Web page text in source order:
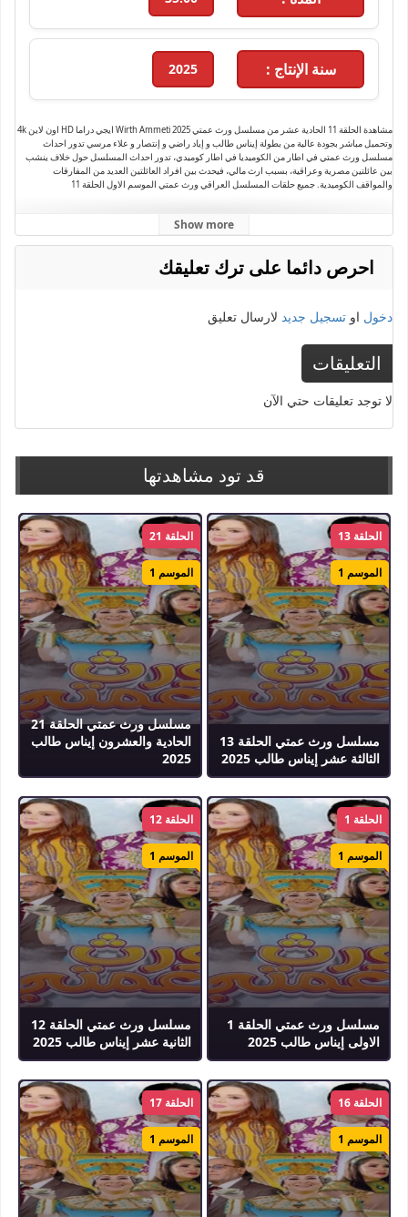
سنة الإنتاج : 2025
مشاهدة الحلقة 11 الحادية عشر من مسلسل ورث عمتي Wirth Ammeti 2025 ايجي دراما HD اون لاين 4k
وتحميل مباشر بجودة عالية من بطولة إيناس طالب و إياد راضي و إنتصار و علاء مرسي تدور احداث
مسلسل ورث عمتي في اطار من الكوميديا في اطار كوميدي، تدور احداث المسلسل حول خلاف ينشب
بين عائلتين مصرية وعراقية، بسبب ارث مالي، فيحدث بين افراد العائلتين العديد من المفارقات
والمواقف الكوميدية. جميع حلقات المسلسل العراقي ورث عمتي الموسم الاول الحلقة 11
Show more
احرص دائما على ترك تعليقك
دخول او تسجيل جديد لارسال تعليق
التعليقات
لا توجد تعليقات حتي الآن
قد تود مشاهدتها
مسلسل ورث عمتي الحلقة 13
الثالثة عشر إيناس طالب 2025
الحلقة 13
الموسم 1
مسلسل ورث عمتي الحلقة 21
الحادية والعشرون إيناس طالب
2025
الحلقة 21
الموسم 1
مسلسل ورث عمتي الحلقة 1
الاولى إيناس طالب 2025
الحلقة 1
الموسم 1
مسلسل ورث عمتي الحلقة 12
الثانية عشر إيناس طالب 2025
الحلقة 12
الموسم 1
الحلقة 16
الموسم 1
الحلقة 17
الموسم 1